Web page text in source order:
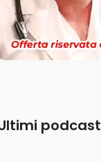
podcast